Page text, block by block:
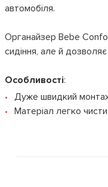
автомобіля.
Органайзер Bebe
сидіння, але й
Особливості:
Дуже швидкий
Матеріал легко